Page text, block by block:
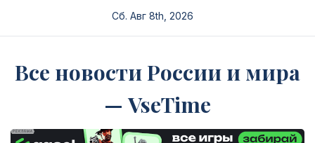
Сб. Авг 8th, 2026
Все новости России и мира
— VseTime